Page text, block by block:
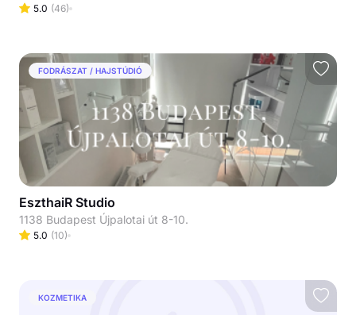
5.0 (46)
FODRÁSZAT / HAJSTÚDIÓ
EszthaiR Studio
1138 Budapest Újpalotai út 8-10.
5.0 (10)
KOZMETIKA